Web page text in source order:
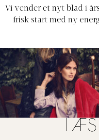
Vi vender et nyt blad i
frisk start med ny
chik'